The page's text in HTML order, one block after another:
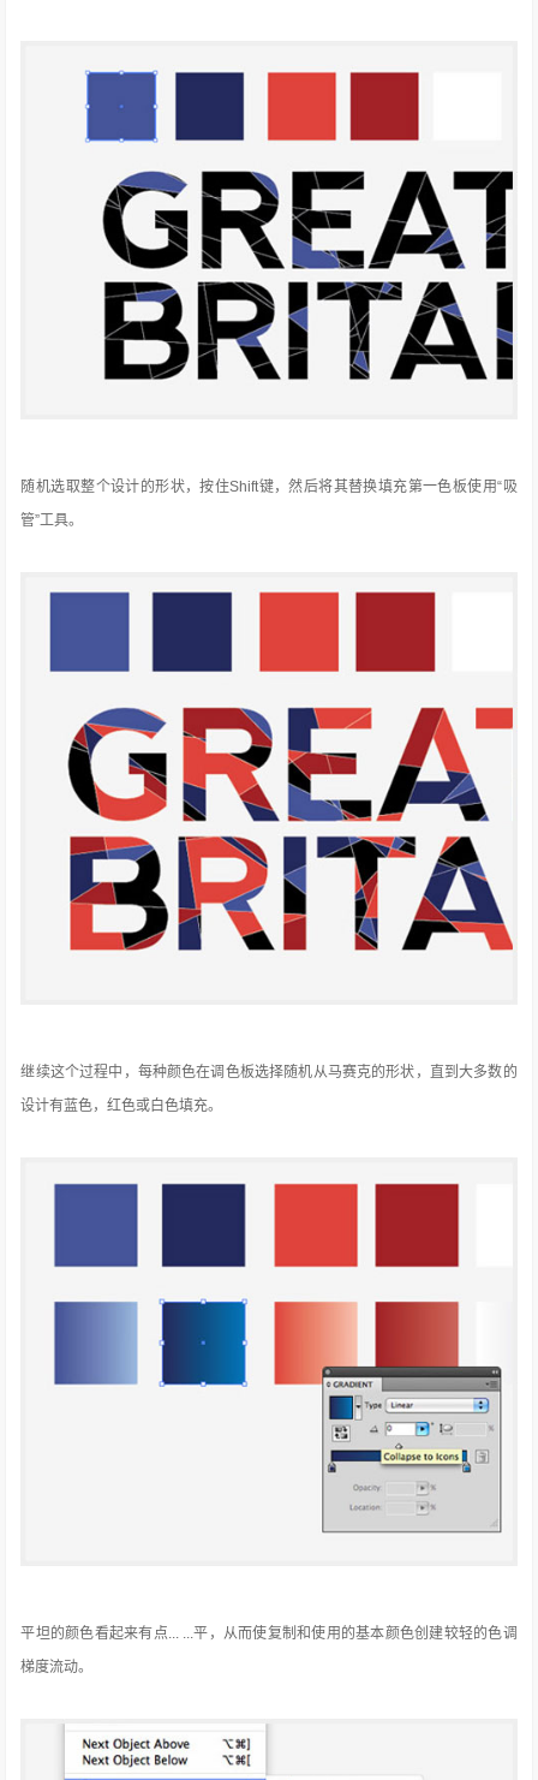
随机选取整个设计的形状，按住Shift键，然后将其替换填充第一色板使用“吸
管”工具。
继续这个过程中，每种颜色在调色板选择随机从马赛克的形状，直到大多数的
设计有蓝色，红色或白色填充。
平坦的颜色看起来有点... ...平，从而使复制和使用的基本颜色创建较轻的色调
梯度流动。